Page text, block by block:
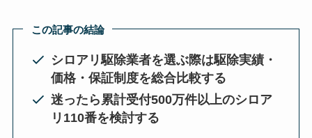
この記事の結論
シロアリ駆除業者を選ぶ際は駆除実績・
価格・保証制度を総合比較する
迷ったら累計受付500万件以上のシロア
リ110番を検討する